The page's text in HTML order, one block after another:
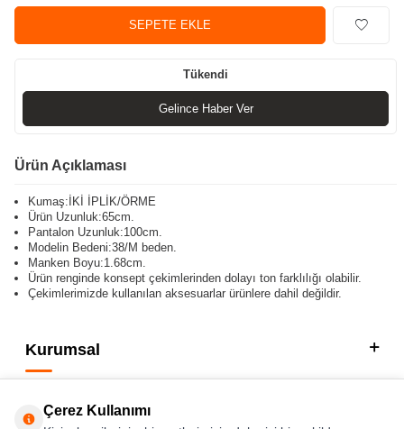
SEPETE EKLE
Tükendi
Gelince Haber Ver
Ürün Açıklaması
Kumaş:İKİ İPLİK/ÖRME
Ürün Uzunluk:65cm.
Pantalon Uzunluk:100cm.
Modelin Bedeni:38/M beden.
Manken Boyu:1.68cm.
Ürün renginde konsept çekimlerinden dolayı ton farklılığı olabilir.
Çekimlerimizde kullanılan aksesuarlar ürünlere dahil değildir.
Kurumsal
Çerez Kullanımı